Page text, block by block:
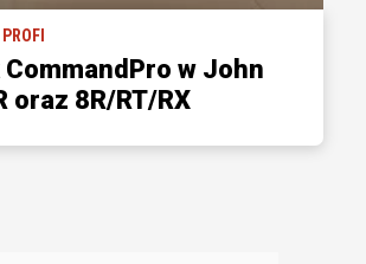
w John
oraz 8R/RT/RX